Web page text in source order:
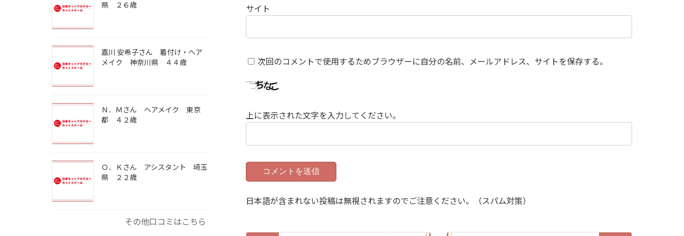
サイト
次回のコメントで使用するためブラウザーに自分の名前、メールアドレス、サイトを保存する。
上に表示された文字を入力してください。
日本語が含まれない投稿は無視されますのでご注意ください。（スパム対策）
県 ２６歳
嘉川 安希子さん 着付け・ヘア
メイク 神奈川県 ４４歳
Ｎ．Ｍさん ヘアメイク 東京
都 ４２歳
Ｏ．Ｋさん アシスタント 埼玉
県 ２２歳
その他口コミはこちら